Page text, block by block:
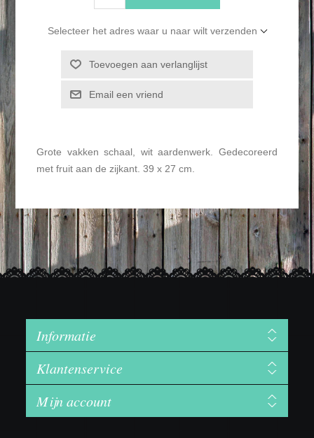
Selecteer het adres waar u naar wilt verzenden
Toevoegen aan verlanglijst
Email een vriend
Grote vakken schaal, wit aardenwerk. Gedecoreerd
met fruit aan de zijkant. 39 x 27 cm.
Informatie
Klantenservice
Mijn account